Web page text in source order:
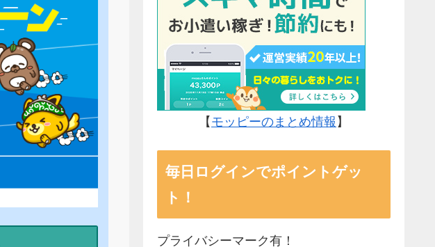
【 モッピーのまとめ情報 】
毎日ログインでポイントゲッ
ト！
プライバシーマーク有！